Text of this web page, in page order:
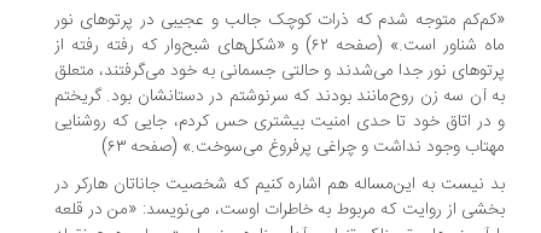
متوجه شدم که ذرات کوچک جالب و عجیبی در پرتوهای نور
ماه شناور است.» (صفحه ۶۲) و «شکل‌های شبح‌وار که رفته رفته از
نور جدا می‌شدند و حالتی جسمانی به خود می‌گرفتند، متعلق
آن سه زن روح‌مانند بودند که سرنوشتم در دستانشان بود. گریختم
اتاق خود تا حدی امنیت بیشتری حس کردم، جایی که روشنایی
وجود نداشت و چراغی پرفروغ می‌سوخت.» (صفحه ۶۳)
نیست به این‌مساله هم اشاره کنیم که شخصیت جاناتان هارکر در
از روایت که مربوط به خاطرات اوست، می‌نویسد: «من در قلعه